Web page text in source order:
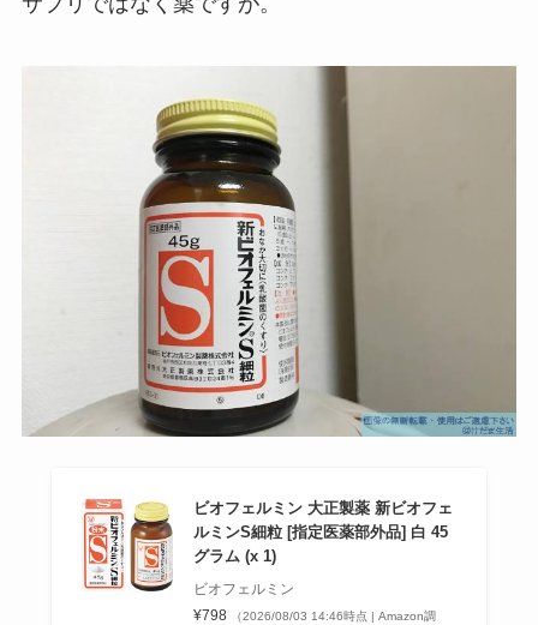
ビオフェルミン 大正製薬 新ビオフェ
ルミンS細粒 [指定医薬部外品] 白 45
グラム (x 1)
ビオフェルミン
¥798
（2026/08/03 14:46時点 | Amazon調